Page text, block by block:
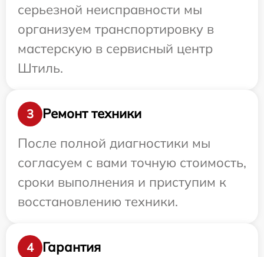
серьезной неисправности мы
организуем транспортировку в
мастерскую в сервисный центр
Штиль.
3
Ремонт техники
После полной диагностики мы
согласуем с вами точную стоимость,
сроки выполнения и приступим к
восстановлению техники.
4
Гарантия